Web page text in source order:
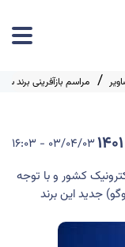
مراسم بازآفرینی برند سپ
03/04/03 - 16:03
کشور و با توجه
جدید این برند